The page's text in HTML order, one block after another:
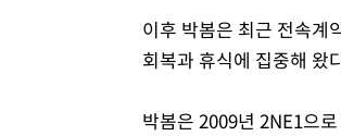
이후 박봄은 최근 전속계
회복과 휴식에 집중해 왔
박봄은 2009년 2NE1으